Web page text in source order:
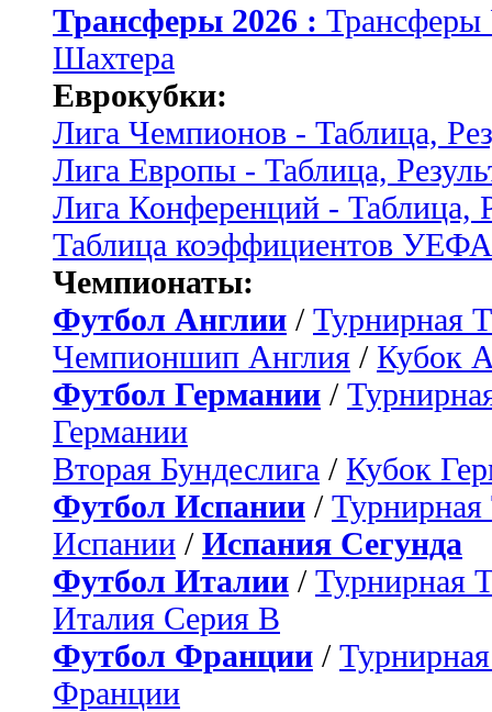
Трансферы 2026 :
Шахтера
Еврокубки:
Лига Чемпионов - Таблица,
Лига Европы - Таблица,
Лига Конференций - Таблица,
Таблица коэффициентов УЕФА
Чемпионаты:
Футбол Англии / Турнирная
Чемпионшип Англия / Кубок
Футбол Германии /
Германии
Вторая Бундеслига / Кубок
Футбол Испании / Турнирная
Испании / Испания Сегунда
Футбол Италии / Турнирная
Италия Серия B
Футбол Франции /
Франции